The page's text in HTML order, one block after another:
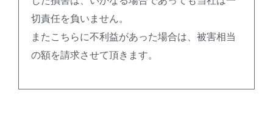
切責任を負いません。
またこちらに不利益があった場合は、被害相当
の額を請求させて頂きます。